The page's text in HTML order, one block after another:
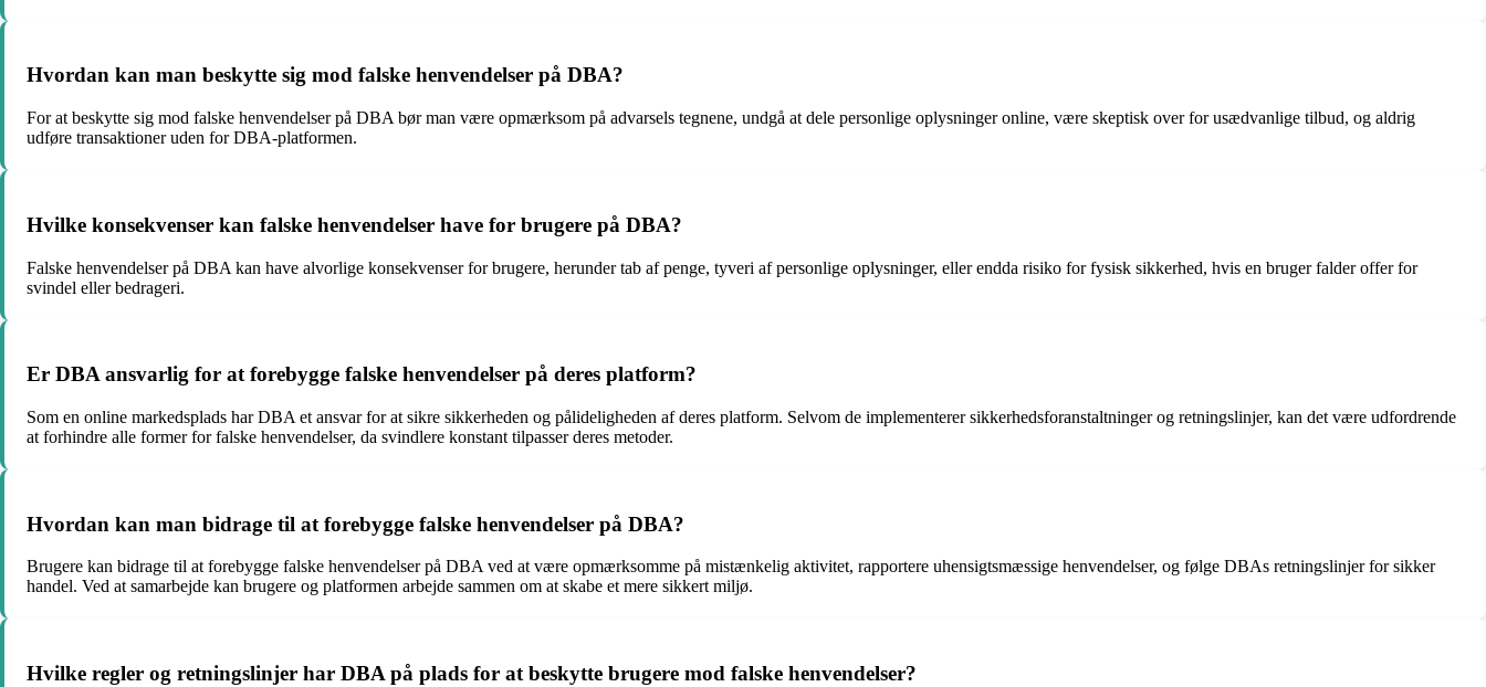
Hvordan kan man beskytte sig mod falske henvendelser på DBA?
For at beskytte sig mod falske henvendelser på DBA bør man være opmærksom på advarsels tegnene, undgå at dele personlige oplysninger online, være skeptisk over for usædvanlige tilbud, og aldrig
udføre transaktioner uden for DBA-platformen.
Hvilke konsekvenser kan falske henvendelser have for brugere på DBA?
Falske henvendelser på DBA kan have alvorlige konsekvenser for brugere, herunder tab af penge, tyveri af personlige oplysninger, eller endda risiko for fysisk sikkerhed, hvis en bruger falder offer for
svindel eller bedrageri.
Er DBA ansvarlig for at forebygge falske henvendelser på deres platform?
Som en online markedsplads har DBA et ansvar for at sikre sikkerheden og pålideligheden af deres platform. Selvom de implementerer sikkerhedsforanstaltninger og retningslinjer, kan det være udfordrende
at forhindre alle former for falske henvendelser, da svindlere konstant tilpasser deres metoder.
Hvordan kan man bidrage til at forebygge falske henvendelser på DBA?
Brugere kan bidrage til at forebygge falske henvendelser på DBA ved at være opmærksomme på mistænkelig aktivitet, rapportere uhensigtsmæssige henvendelser, og følge DBAs retningslinjer for sikker
handel. Ved at samarbejde kan brugere og platformen arbejde sammen om at skabe et mere sikkert miljø.
Hvilke regler og retningslinjer har DBA på plads for at beskytte brugere mod falske henvendelser?